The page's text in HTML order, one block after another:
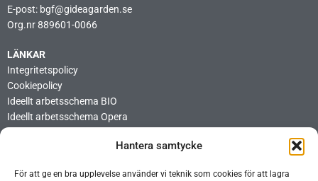
Hantera samtycke
För att ge en bra upplevelse använder vi teknik som cookies för att lagra
E-post: bgf@gideagarden.se
Org.nr 889601-0066
LÄNKAR
Integritetspolicy
Cookiepolicy
Ideellt arbetsschema BIO
Ideellt arbetsschema Opera